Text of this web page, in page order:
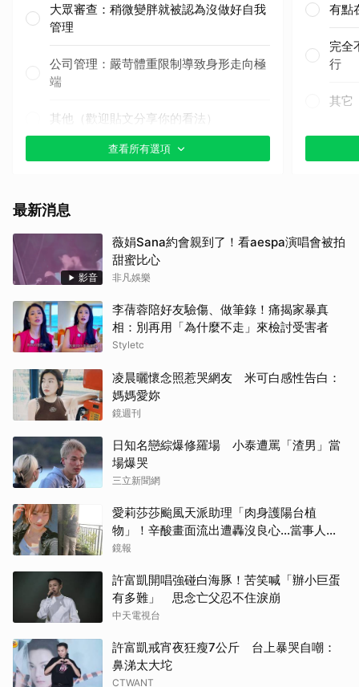
大眾審查：稍微變胖就被認為沒做好自我
管理
公司管理：嚴苛體重限制導致身形走向極
端
其他（歡迎貼文分享你的看法）
查看所有選項
有點
完全
行
其它
最新消息
影音
薇娟Sana約會親到了！看aespa演唱會被拍
甜蜜比心
非凡娛樂
李蒨蓉陪好友驗傷、做筆錄！痛揭家暴真
相：別再用「為什麼不走」來檢討受害者
Styletc
凌晨曬懷念照惹哭網友 米可白感性告白：
媽媽愛妳
鏡週刊
日知名戀綜爆修羅場 小泰遭罵「渣男」當
場爆哭
三立新聞網
愛莉莎莎颱風天派助理「肉身護陽台植
物」！辛酸畫面流出遭轟沒良心...當事人澄
清了
鏡報
許富凱開唱強碰白海豚！苦笑喊「辦小巨蛋
有多難」 思念亡父忍不住淚崩
中天電視台
許富凱戒宵夜狂瘦7公斤 台上暴哭自嘲：
鼻涕太大坨
CTWANT